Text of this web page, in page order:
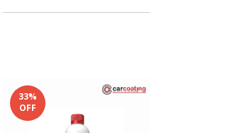
33%
OFF